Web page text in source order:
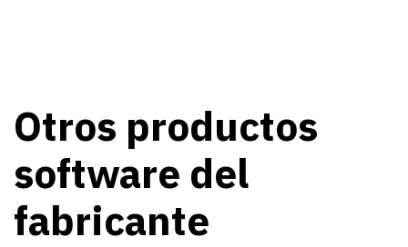
Otros productos
software del
fabricante